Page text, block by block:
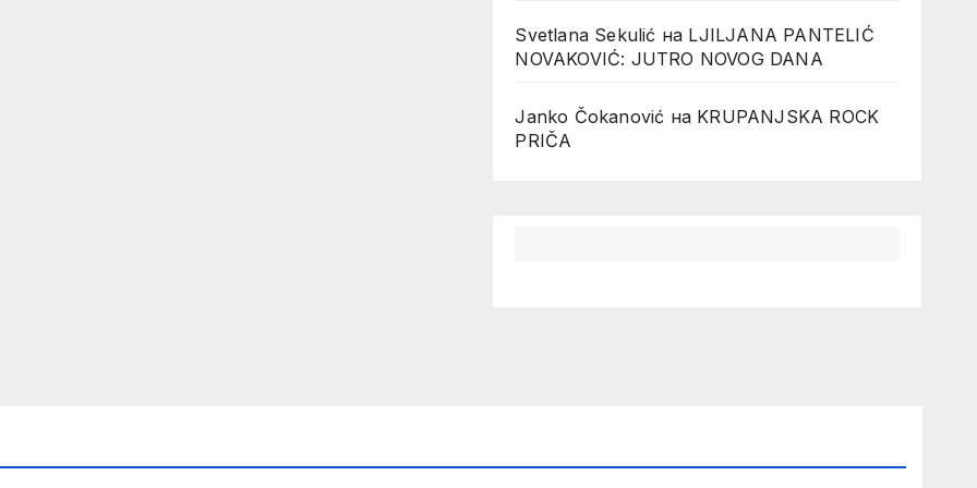
Svetlana Sekulić на LJILJANA PANTELIĆ
NOVAKOVIĆ: JUTRO NOVOG DANA
Janko Čokanović на KRUPANJSKA ROCK
PRIČA